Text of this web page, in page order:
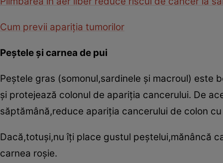
Cum previi apariţia tumorilor
Peştele şi carnea de pui
Peştele gras (somonul,sardinele şi macroul)
şi protejează colonul de apariţia cancerului. De
săptămână,reduce apariţia cancerului de colon cu
Dacă,totuşi,nu îţi place gustul peştelui,mănâncă
carnea roşie.